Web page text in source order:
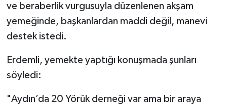
ve beraberlik vurgusuyla düzenlenen akşam
yemeğinde, başkanlardan maddi değil, manevi
destek istedi.
Erdemli, yemekte yaptığı konuşmada şunları
söyledi:
"Aydın’da 20 Yörük derneği var ama bir araya